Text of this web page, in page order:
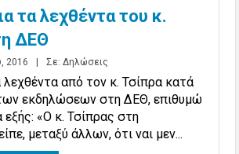
τα λεχθέντα του κ.
ΔΕΘ
2016 Σε:Δηλώσεις
από τον κ. Τσίπρα κατά
εκδηλώσεων στη ΔΕΘ, επιθυμώ
«Ο κ. Τσίπρας στη
μεταξύ άλλων, ότι ναι μεν...